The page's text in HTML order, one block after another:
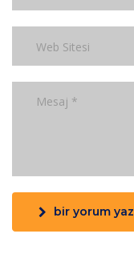
bir yorum yaz